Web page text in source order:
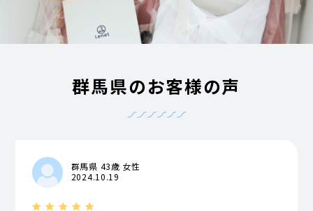
群馬県のお客様の声
群馬県 43歳 女性
2024.10.19